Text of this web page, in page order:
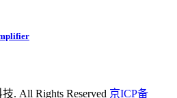
. All Rights Reserved 京ICP备